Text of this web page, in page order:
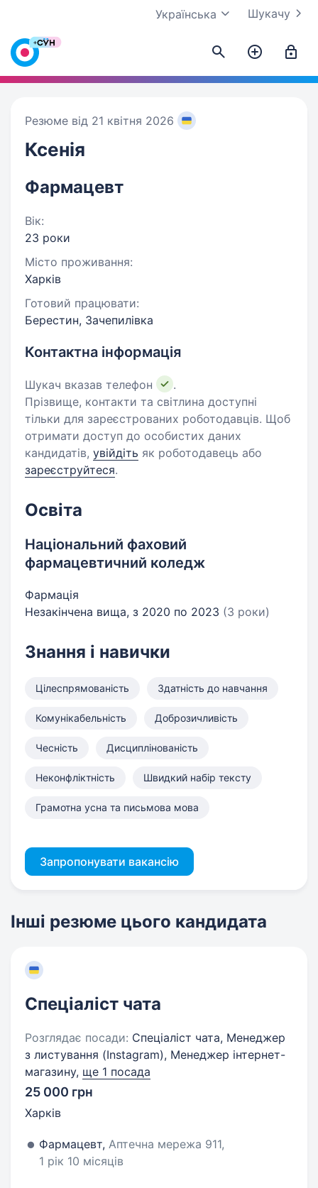
Шукачу
Українська
Резюме від 21 квітня 2026
Ксенія
Фармацевт
Вік:
23 роки
Місто проживання:
Харків
Готовий працювати:
Берестин, Зачепилівка
Контактна інформація
Шукач вказав телефон
.
Прізвище, контакти та світлина доступні
тільки для зареєстрованих роботодавців. Щоб
отримати доступ до особистих даних
кандидатів, увійдіть як роботодавець або
зареєструйтеся.
Освіта
Національний фаховий
фармацевтичний коледж
Фармація
Незакінчена вища, з 2020 по 2023 (3 роки)
Знання і навички
Цілеспрямованість Здатність до навчання
Комунікабельність Доброзичливість
Чесність Дисциплінованість
Неконфліктність Швидкий набір тексту
Грамотна усна та письмова мова
Запропонувати вакансію
Інші резюме цього кандидата
Спеціаліст чата
Розглядає посади: Спеціаліст чата, Менеджер
з листування (Instagram), Менеджер інтернет-
магазину, ще 1 посада
25 000 грн
Харків
Фармацевт, Аптечна мережа 911,
1 рік 10 місяців